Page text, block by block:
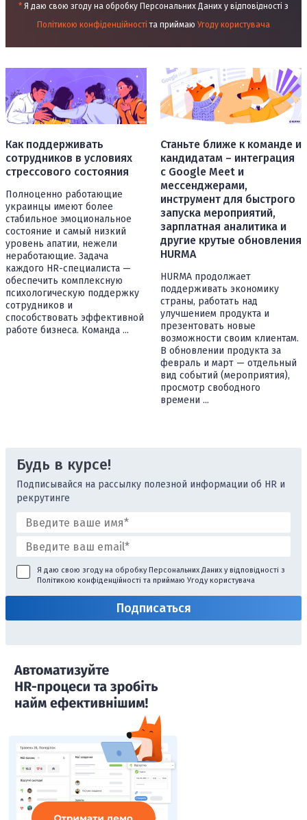
* Я даю свою згоду на обробку Персональних Даних у відповідності з
Політикою конфіденційності та приймаю Угоду користувача
Как поддерживать
сотрудников в условиях
стрессового состояния
Полноценно работающие
украинцы имеют более
стабильное эмоциональное
состояние и самый низкий
уровень апатии, нежели
неработающие. Задача
каждого HR-специалиста —
обеспечить комплексную
психологическую поддержку
сотрудников и
способствовать эффективной
работе бизнеса. Команда ...
Станьте ближе к команде и
кандидатам – интеграция
с Google Meet и
мессенджерами,
инструмент для быстрого
запуска мероприятий,
зарплатная аналитика и
другие крутые обновления
HURMA
HURMA продолжает
поддерживать экономику
страны, работать над
улучшением продукта и
презентовать новые
возможности своим клиентам.
В обновлении продукта за
февраль и март — отдельный
вид событий (мероприятия),
просмотр свободного
времени ...
Будь в курсе!
Подписывайся на рассылку полезной информации об HR и
рекрутинге
Я даю свою згоду на обробку Персональних Даних у відповідності з
Політикою конфіденційності та приймаю Угоду користувача